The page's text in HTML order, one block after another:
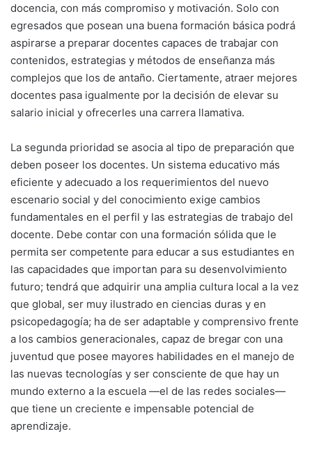
docencia, con más compromiso y motivación. Solo con
egresados que posean una buena formación básica podrá
aspirarse a preparar docentes capaces de trabajar con
contenidos, estrategias y métodos de enseñanza más
complejos que los de antaño. Ciertamente, atraer mejores
docentes pasa igualmente por la decisión de elevar su
salario inicial y ofrecerles una carrera llamativa.
La segunda prioridad se asocia al tipo de preparación que
deben poseer los docentes. Un sistema educativo más
eficiente y adecuado a los requerimientos del nuevo
escenario social y del conocimiento exige cambios
fundamentales en el perfil y las estrategias de trabajo del
docente. Debe contar con una formación sólida que le
permita ser competente para educar a sus estudiantes en
las capacidades que importan para su desenvolvimiento
futuro; tendrá que adquirir una amplia cultura local a la vez
que global, ser muy ilustrado en ciencias duras y en
psicopedagogía; ha de ser adaptable y comprensivo frente
a los cambios generacionales, capaz de bregar con una
juventud que posee mayores habilidades en el manejo de
las nuevas tecnologías y ser consciente de que hay un
mundo externo a la escuela —el de las redes sociales—
que tiene un creciente e impensable potencial de
aprendizaje.